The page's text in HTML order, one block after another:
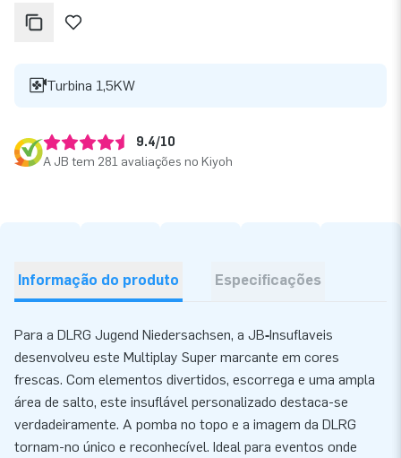
Turbina 1,5KW
9.4/10
A JB tem 281 avaliações no Kiyoh
Informação do produto Especificações
Para a DLRG Jugend Niedersachsen, a JB‑Insuflaveis
desenvolveu este Multiplay Super marcante em cores
frescas. Com elementos divertidos, escorrega e uma ampla
área de salto, este insuflável personalizado destaca-se
verdadeiramente. A pomba no topo e a imagem da DLRG
tornam-no único e reconhecível. Ideal para eventos onde